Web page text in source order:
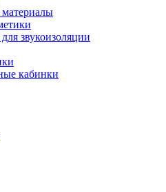
звукоизоляции
кабинки